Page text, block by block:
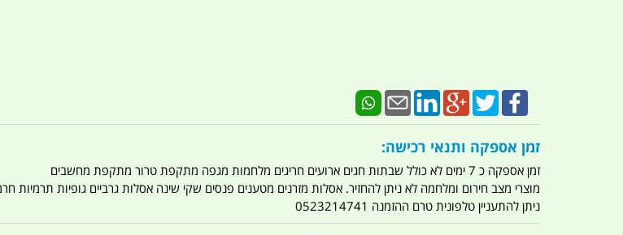
זמן אספקה ותנאי רכישה:
זמן אספקה כ 7 ימים לא כולל שבתות חגים ארועים חריגים מלחמות מגפה מתקפת טרור מתקפת מחשבים
מוצרי מצב חירום ומלחמה לא ניתן להחזיר. אסלות מזרנים מטענים פנסים שקי שינה אסלות גרביים גופיות
ניתן להתעניין טלפונית טרם ההזמנה 0523214741